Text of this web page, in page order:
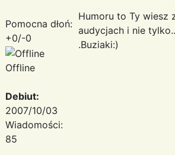
Pomocna dłoń:
+0/-0
Offline
Debiut:
2007/10/03
Wiadomości:
85
Humoru to Ty wiesz
audycjach i nie
.Buziaki:)